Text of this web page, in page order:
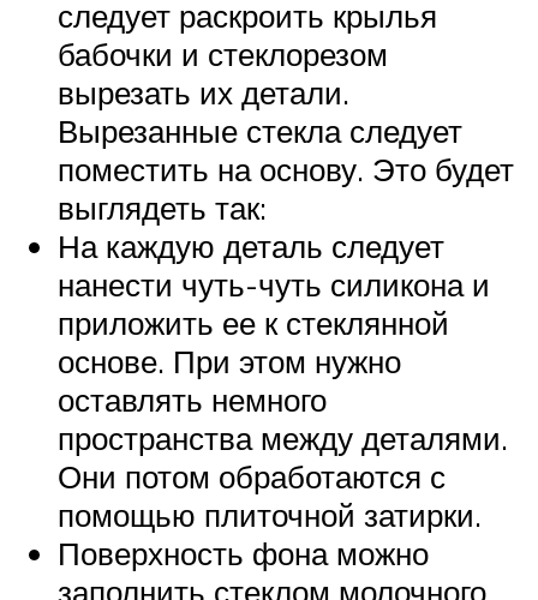
следует раскроить крылья
бабочки и стеклорезом
вырезать их детали.
Вырезанные стекла следует
поместить на основу. Это будет
выглядеть так:
На каждую деталь следует
нанести чуть-чуть силикона и
приложить ее к стеклянной
основе. При этом нужно
оставлять немного
пространства между деталями.
Они потом обработаются с
помощью плиточной затирки.
Поверхность фона можно
заполнить стеклом молочного